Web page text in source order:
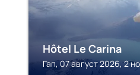
Hôtel Le Carina
Гап, 07 август 2026, 2